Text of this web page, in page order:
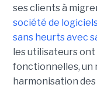
ses clients à
société de
sans heurts avec
les utilisateurs
fonctionnelles, un
harmonisation